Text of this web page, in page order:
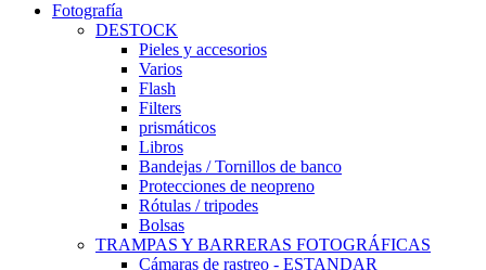
Fotografía
DESTOCK
Pieles y accesorios
Varios
Flash
Filters
prismáticos
Libros
Bandejas / Tornillos de banco
Protecciones de neopreno
Rótulas / tripodes
Bolsas
TRAMPAS Y BARRERAS FOTOGRÁFICAS
Cámaras de rastreo - ESTANDAR